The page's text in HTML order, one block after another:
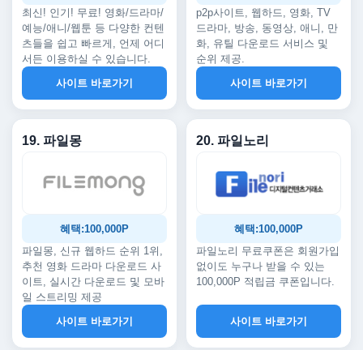
최신! 인기! 무료! 영화/드라마/
예능/애니/웹툰 등 다양한 컨텐
츠들을 쉽고 빠르게, 언제 어디
서든 이용하실 수 있습니다.
사이트 바로가기
p2p사이트, 웹하드, 영화, TV
드라마, 방송, 동영상, 애니, 만
화, 유틸 다운로드 서비스 및
순위 제공.
사이트 바로가기
19. 파일몽
혜택:100,000P
파일몽, 신규 웹하드 순위 1위,
추천 영화 드라마 다운로드 사
이트, 실시간 다운로드 및 모바
일 스트리밍 제공
사이트 바로가기
20. 파일노리
혜택:100,000P
파일노리 무료쿠폰은 회원가입
없이도 누구나 받을 수 있는
100,000P 적립금 쿠폰입니다.
사이트 바로가기